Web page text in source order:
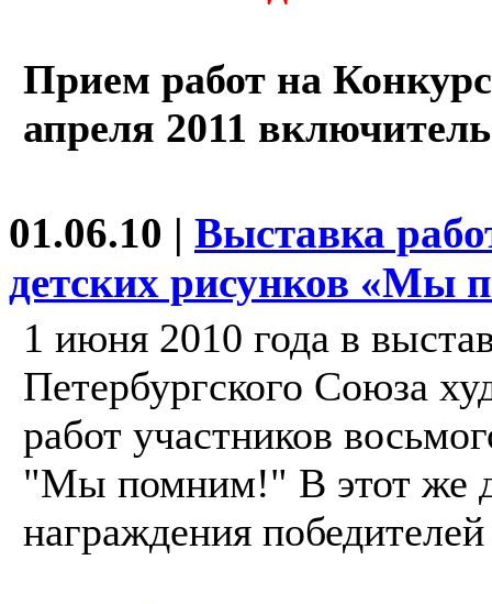
Прием работ на
апреля 2011
01.06.10 | Выставка
детских рисунков «Мы
1 июня 2010 года в
Петербургского Союза
работ участников
"Мы помним!" В этот же
награждения